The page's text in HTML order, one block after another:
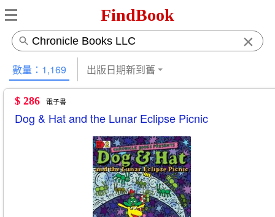
FindBook
×
數量：1,169 出版日期新到舊
$ 286 電子書
Dog & Hat and the Lunar Eclipse Picnic